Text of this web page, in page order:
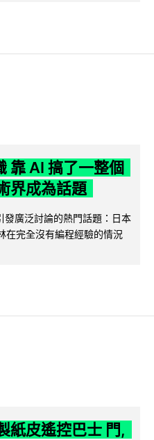
靠 AI 搞了一整個
界成為話題
發廣泛討論的熱門話題：日本
在完全沒有編程經驗的情況
紙皮遙控巴士 門,